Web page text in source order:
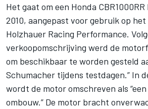
Het gaat om een Honda
2010, aangepast voor gebruik op
Holzhauer Racing Performance.
verkoopomschrijving werd de
om beschikbaar te worden gesteld
Schumacher tijdens testdagen.” In
wordt de motor omschreven als
ombouw.” De motor bracht